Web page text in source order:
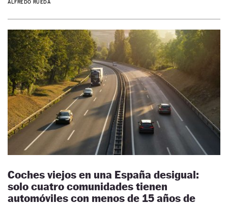
ALFREDO RUEDA
Coches viejos en una España desigual:
solo cuatro comunidades tienen
automóviles con menos de 15 años de